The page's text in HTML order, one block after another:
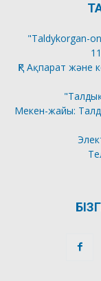
"Taldykorgan-
ҚР Ақпарат және
Мекен-жайы: